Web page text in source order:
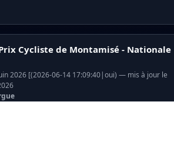
Cycliste de Montamisé - Nationale
2026 [(2026-06-14 17:09:40|oui) — mis à jour le